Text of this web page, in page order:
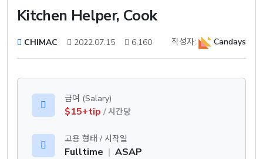
Kitchen Helper, Cook
CHIMAC 2022.07.15 6,160 작성자: Candays
급여 (Salary)
$15+tip / 시간당
고용 형태 / 시작일
Fulltime | ASAP